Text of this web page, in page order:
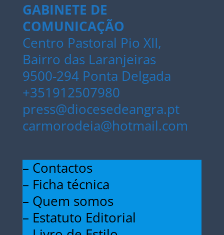
GABINETE DE
COMUNICAÇÃO
Centro Pastoral Pio XII,
Bairro das Laranjeiras
9500-294 Ponta Delgada
+351912507980
press@diocesedeangra.pt
carmorodeia@hotmail.com
– Contactos
– Ficha técnica
– Quem somos
– Estatuto Editorial